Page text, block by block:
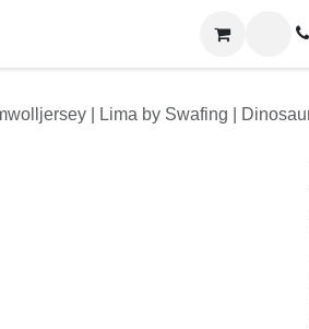
| Lima by Swafing | Dinosaurier